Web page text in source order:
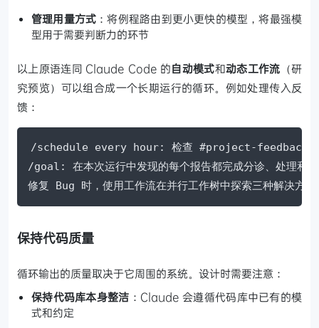
管理用量方式 ：将例程路由到更小更快的模型，将最强模
型用于需要判断力的环节
以上原语连同 Claude Code 的自动模式和动态工作流 （研
究预览）可以组合成一个长期运行的循环。例如处理传入反
馈：
/schedule every hour: 检查 #project-feedback
/goal: 在本次运行中发现的每个报告都完成分诊、处理和回
修复 Bug 时，使用工作流在并行工作树中探索三种解决方
保持代码质量
循环输出的质量取决于它周围的系统。设计时需要注意：
保持代码库本身整洁 ：Claude 会遵循代码库中已有的模
式和约定